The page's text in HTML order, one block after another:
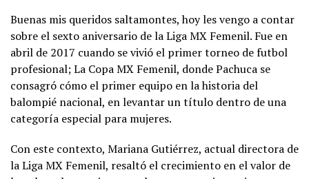
Buenas mis queridos saltamontes, hoy les vengo a contar
sobre el sexto aniversario de la Liga MX Femenil. Fue en
abril de 2017 cuando se vivió el primer torneo de futbol
profesional; La Copa MX Femenil, donde Pachuca se
consagró cómo el primer equipo en la historia del
balompié nacional, en levantar un título dentro de una
categoría especial para mujeres.
Con este contexto, Mariana Gutiérrez, actual directora de
la Liga MX Femenil, resaltó el crecimiento en el valor de